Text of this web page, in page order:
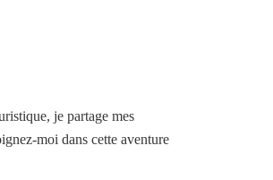
je partage mes
moi dans cette aventure